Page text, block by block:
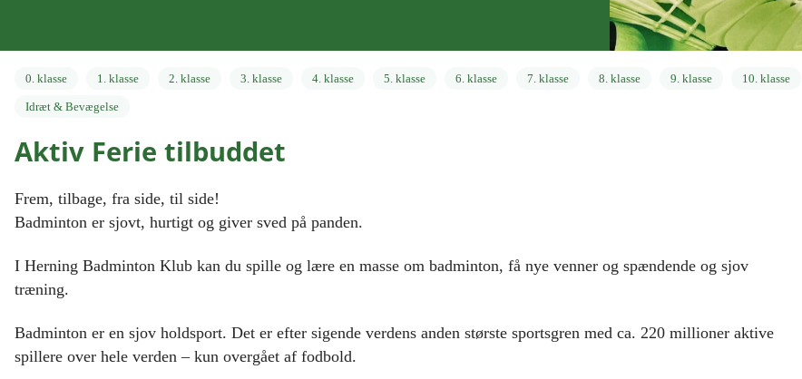
0. klasse 1. klasse 2. klasse 3. klasse 4. klasse 5. klasse 6. klasse 7. klasse 8. klasse 9. klasse 10. klasse
Idræt & Bevægelse
Aktiv Ferie tilbuddet
Frem, tilbage, fra side, til side!
Badminton er sjovt, hurtigt og giver sved på panden.
I Herning Badminton Klub kan du spille og lære en masse om badminton, få nye venner og spændende og sjov
træning.
Badminton er en sjov holdsport. Det er efter sigende verdens anden største sportsgren med ca. 220 millioner aktive
spillere over hele verden – kun overgået af fodbold.